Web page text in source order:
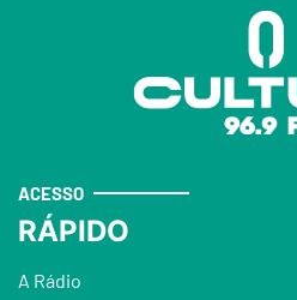
ACESSO
RÁPIDO
A Rádio